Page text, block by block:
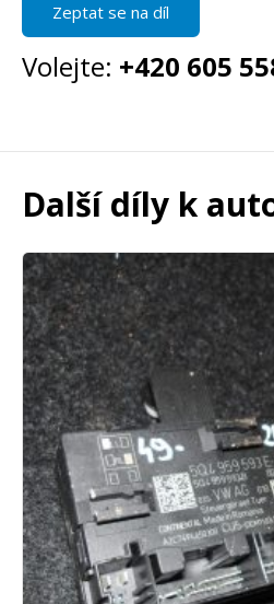
Zeptat se na díl
Volejte: +420 605
Další díly k